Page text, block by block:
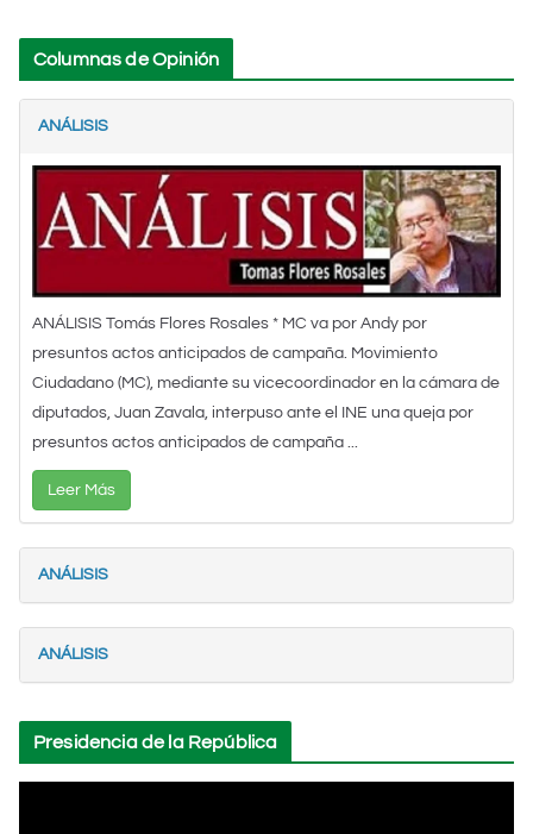
Columnas de Opinión
ANÁLISIS
ANÁLISIS Tomás Flores Rosales * MC va por Andy por
presuntos actos anticipados de campaña. Movimiento
Ciudadano (MC), mediante su vicecoordinador en la cámara de
diputados, Juan Zavala, interpuso ante el INE una queja por
presuntos actos anticipados de campaña ...
Leer Más
ANÁLISIS
ANÁLISIS
Presidencia de la República